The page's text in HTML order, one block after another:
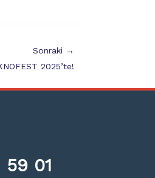
Sonraki →
2025’te!
59 01